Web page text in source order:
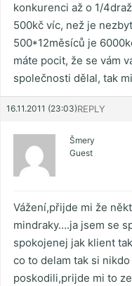
konkurenci až o 1/
500kč víc, než je
500*12měsíců je
máte pocit, že se vám
společnosti dělal, tak
16.11.2011 (23:03)REPLY
Šmery
Guest
Vážení,přijde mi že
mindraky….ja jsem se
spokojenej jak klient
co to delam tak si
poskodili,prijde mi to